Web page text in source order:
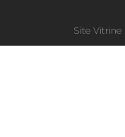
Site Vitrine